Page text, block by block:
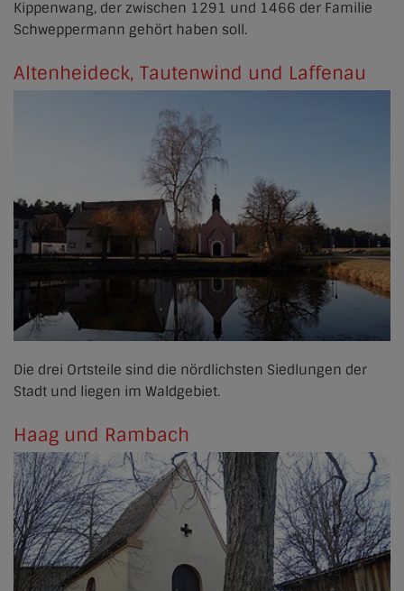
Kippenwang, der zwischen 1291 und 1466 der Familie
Schweppermann gehört haben soll.
Altenheideck, Tautenwind und Laffenau
Die drei Ortsteile sind die nördlichsten Siedlungen der
Stadt und liegen im Waldgebiet.
Haag und Rambach